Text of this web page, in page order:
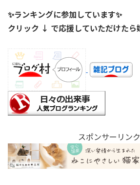
✨ランキングに参加しています✨
クリック ↓ で応援していただけたら
スポンサーリンク